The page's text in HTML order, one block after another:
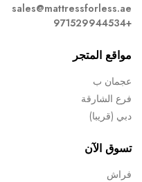
sales@mattressforless.ae
+971529944534
مواقع المتجر
عجمان ب
فرع الشارقة
دبي (قريبا)
تسوق الآن
فراش